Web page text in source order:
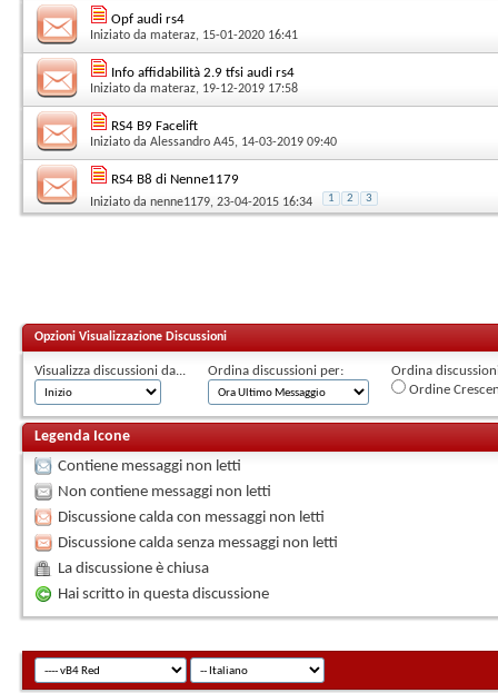
Opf audi rs4
Iniziato da materaz, 15-01-2020 16:41
Info affidabilità 2.9 tfsi audi rs4
Iniziato da materaz, 19-12-2019 17:58
RS4 B9 Facelift
Iniziato da Alessandro A45, 14-03-2019 09:40
RS4 B8 di Nenne1179
Iniziato da nenne1179, 23-04-2015 16:34 1 2 3
Opzioni Visualizzazione Discussioni
Visualizza discussioni da... Ordina discussioni per:
Ordina
Ordine
Legenda Icone
Contiene messaggi non letti
Non contiene messaggi non letti
Discussione calda con messaggi non letti
Discussione calda senza messaggi non letti
La discussione è chiusa
Hai scritto in questa discussione